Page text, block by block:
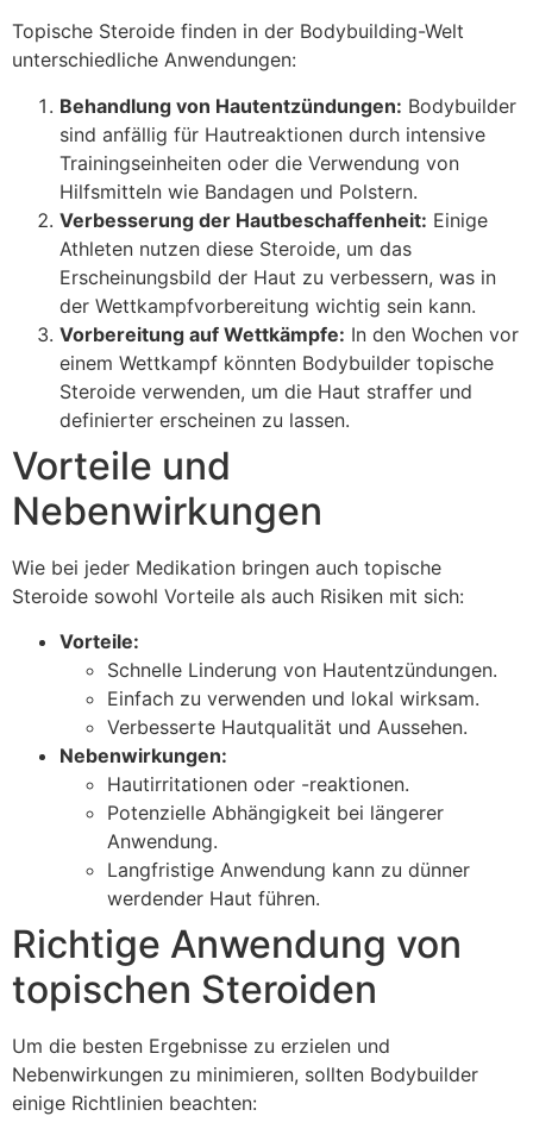
Topische Steroide finden in der Bodybuilding-Welt
unterschiedliche Anwendungen:
Behandlung von Hautentzündungen: Bodybuilder
sind anfällig für Hautreaktionen durch intensive
Trainingseinheiten oder die Verwendung von
Hilfsmitteln wie Bandagen und Polstern.
Verbesserung der Hautbeschaffenheit: Einige
Athleten nutzen diese Steroide, um das
Erscheinungsbild der Haut zu verbessern, was in
der Wettkampfvorbereitung wichtig sein kann.
Vorbereitung auf Wettkämpfe: In den Wochen vor
einem Wettkampf könnten Bodybuilder topische
Steroide verwenden, um die Haut straffer und
definierter erscheinen zu lassen.
Vorteile und
Nebenwirkungen
Wie bei jeder Medikation bringen auch topische
Steroide sowohl Vorteile als auch Risiken mit sich:
Vorteile:
Schnelle Linderung von Hautentzündungen.
Einfach zu verwenden und lokal wirksam.
Verbesserte Hautqualität und Aussehen.
Nebenwirkungen:
Hautirritationen oder -reaktionen.
Potenzielle Abhängigkeit bei längerer
Anwendung.
Langfristige Anwendung kann zu dünner
werdender Haut führen.
Richtige Anwendung von
topischen Steroiden
Um die besten Ergebnisse zu erzielen und
Nebenwirkungen zu minimieren, sollten Bodybuilder
einige Richtlinien beachten: